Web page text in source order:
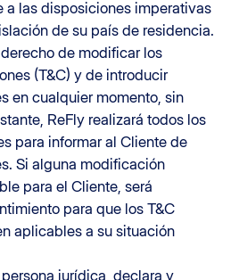
a las disposiciones imperativas
de su país de residencia.
de modificar los
(T&C) y de introducir
en cualquier momento, sin
ReFly realizará todos los
para informar al Cliente de
Si alguna modificación
para el Cliente, será
para que los T&C
aplicables a su situación
jurídica, declara y